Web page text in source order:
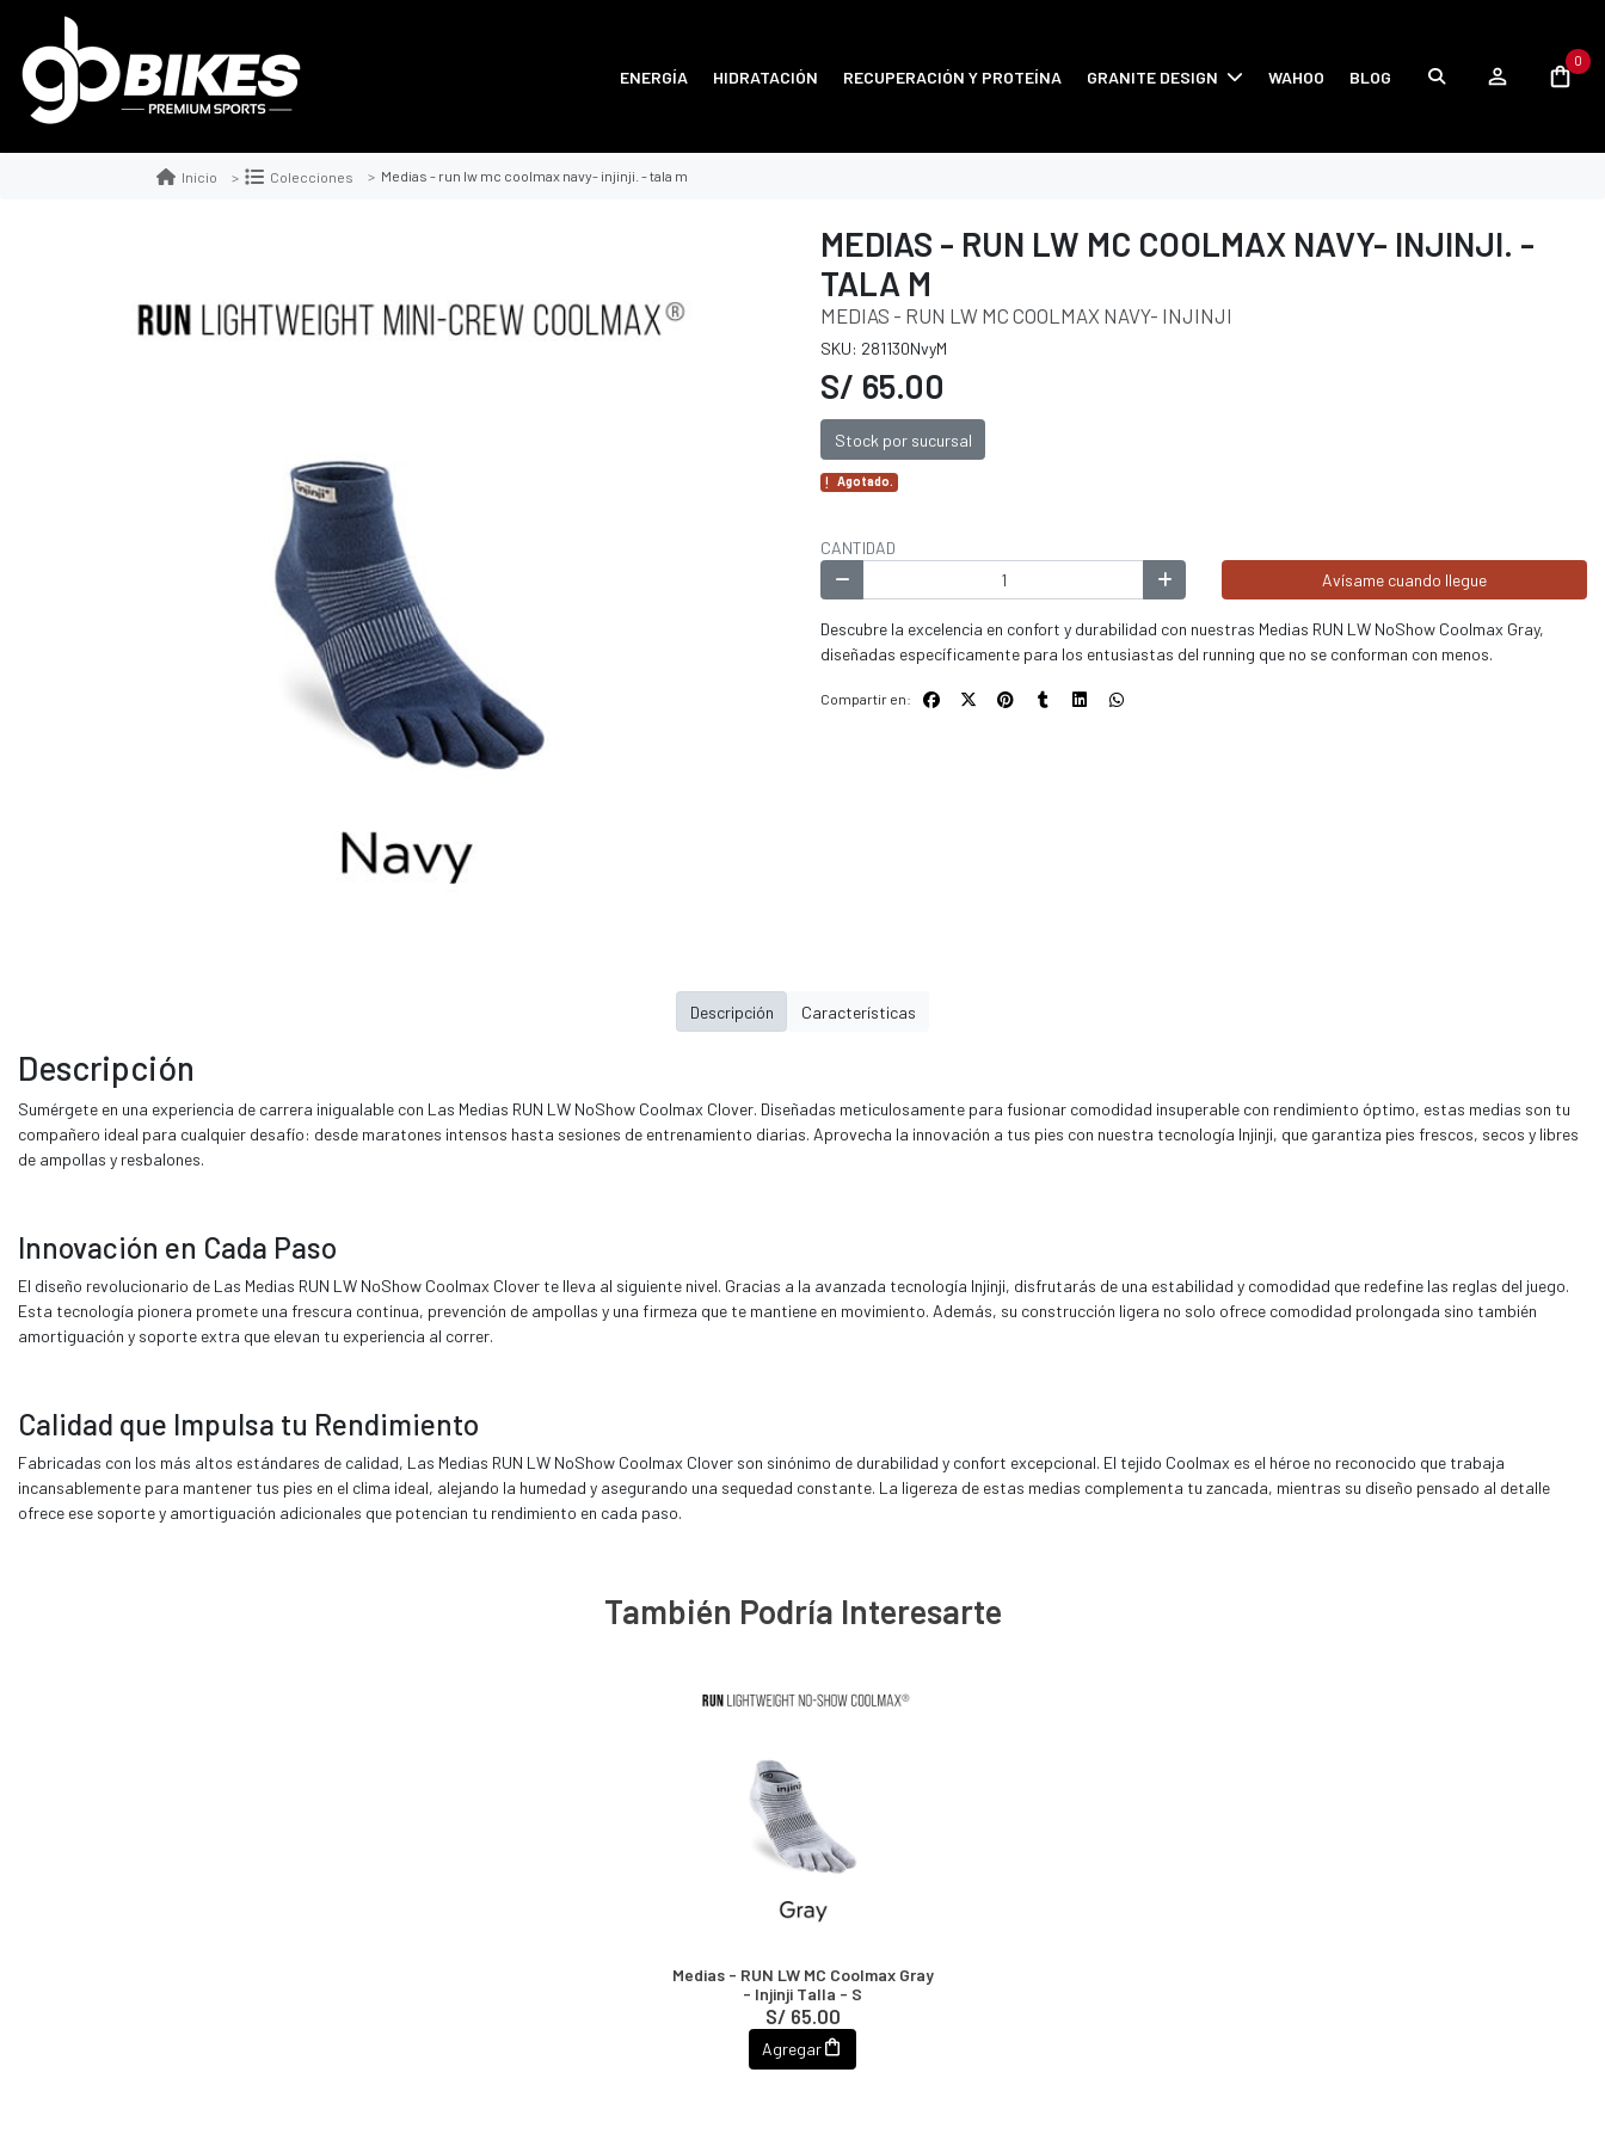
ENERGÍA HIDRATACIÓN RECUPERACIÓN Y PROTEÍNA GRANITE DESIGN WAHOO BLOG
0
Inicio Colecciones Medias - run lw mc coolmax navy- injinji. - tala m
MEDIAS - RUN LW MC COOLMAX NAVY- INJINJI. -
TALA M
MEDIAS - RUN LW MC COOLMAX NAVY- INJINJI
SKU: 281130NvyM
S/ 65.00
Stock por sucursal
Agotado.
CANTIDAD
Avísame cuando llegue
Descubre la excelencia en confort y durabilidad con nuestras Medias RUN LW NoShow Coolmax Gray,
diseñadas específicamente para los entusiastas del running que no se conforman con menos.
Compartir en:
Descripción
Sumérgete en una experiencia de carrera inigualable con Las Medias RUN LW NoShow Coolmax Clover. Diseñadas meticulosamente para fusionar comodidad insuperable con rendimiento óptimo, estas medias son tu
compañero ideal para cualquier desafío: desde maratones intensos hasta sesiones de entrenamiento diarias. Aprovecha la innovación a tus pies con nuestra tecnología Injinji, que garantiza pies frescos, secos y libres
de ampollas y resbalones.
Innovación en Cada Paso
El diseño revolucionario de Las Medias RUN LW NoShow Coolmax Clover te lleva al siguiente nivel. Gracias a la avanzada tecnología Injinji, disfrutarás de una estabilidad y comodidad que redefine las reglas del juego.
Esta tecnología pionera promete una frescura continua, prevención de ampollas y una firmeza que te mantiene en movimiento. Además, su construcción ligera no solo ofrece comodidad prolongada sino también
amortiguación y soporte extra que elevan tu experiencia al correr.
Calidad que Impulsa tu Rendimiento
Fabricadas con los más altos estándares de calidad, Las Medias RUN LW NoShow Coolmax Clover son sinónimo de durabilidad y confort excepcional. El tejido Coolmax es el héroe no reconocido que trabaja
incansablemente para mantener tus pies en el clima ideal, alejando la humedad y asegurando una sequedad constante. La ligereza de estas medias complementa tu zancada, mientras su diseño pensado al detalle
ofrece ese soporte y amortiguación adicionales que potencian tu rendimiento en cada paso.
Descripción Características
También Podría Interesarte
Medias - RUN LW MC Coolmax Gray
- Injinji Talla - S
S/ 65.00
Agregar